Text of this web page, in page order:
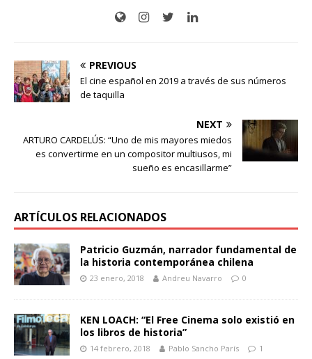
PREVIOUS
El cine español en 2019 a través de sus números
de taquilla
NEXT
ARTURO CARDELÚS: “Uno de mis mayores miedos
es convertirme en un compositor multiusos, mi
sueño es encasillarme”
ARTÍCULOS RELACIONADOS
Patricio Guzmán, narrador fundamental de
la historia contemporánea chilena
23 enero, 2018 Andreu Navarro 0
KEN LOACH: “El Free Cinema solo existió en
los libros de historia”
14 febrero, 2018 Pablo Sancho París 1